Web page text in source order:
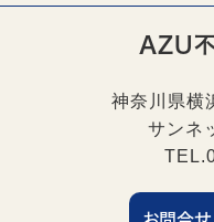
AZU
神奈川県横
サンネ